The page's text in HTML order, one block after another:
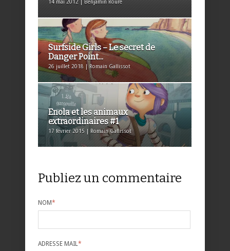
14 mai 2012 | Benjamin Roure
Surfside Girls – Le secret de
Danger Point...
26 juillet 2018 | Romain Gallissot
Enola et les animaux
extraordinaires #1
17 février 2015 | Romain Gallissot
Publiez un commentaire
NOM*
ADRESSE MAIL*